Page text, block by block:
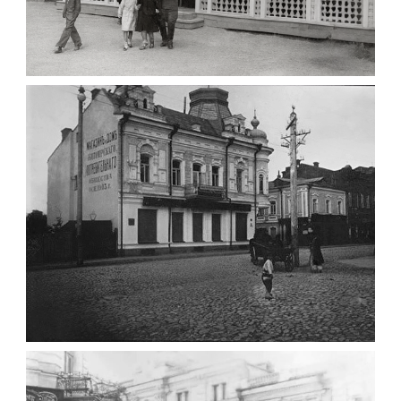
ПАВІЛЬЙОН МОРОЗИВА ЖИТОМИР 1947
Фото Житомир (1945-
1960)
Leave a comment
ФОТО ЖИТОМИРА 1905 ВУЛ.
МИХАЙЛІВСЬКА-СКОРУЛЬСЬКОГО
Фото Житомира період
до 1917 року